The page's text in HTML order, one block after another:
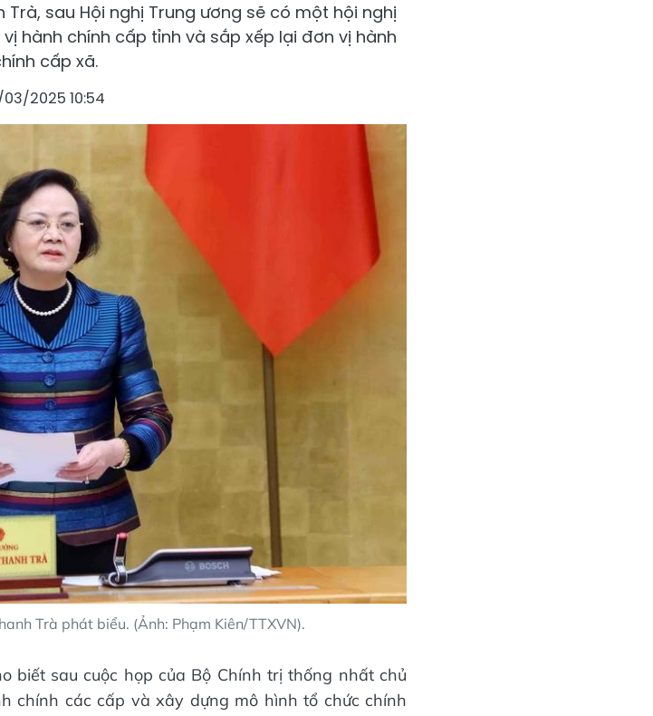
Trà, sau Hội nghị Trung ương sẽ có một hội nghị
hành chính cấp tỉnh và sắp xếp lại đơn vị hành
cấp xã.
03/2025 10:54
Trà phát biểu. (Ảnh: Phạm Kiên/TTXVN).
biết sau cuộc họp của Bộ Chính trị thống nhất chủ
chính các cấp và xây dựng mô hình tổ chức chính